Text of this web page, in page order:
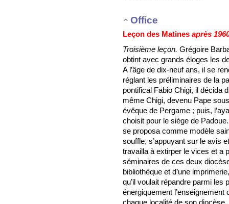
Office
Leçon des Matines après
Troisième leçon. Grégoire
obtint avec grands éloges les
A l’âge de dix-neuf ans, il se
réglant les préliminaires de la
pontifical Fabio Chigi, il décida
même Chigi, devenu Pape
évêque de Pergame ; puis,
choisit pour le siège de
se proposa comme modèle
souffle, s’appuyant sur le avis
travailla à extirper le vices et a
séminaires de ces deux
bibliothèque et d’une
qu’il voulait répandre parmi
énergiquement
chaque localité de son